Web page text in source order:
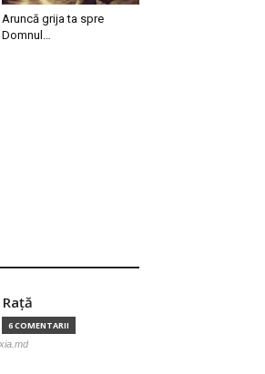
Aruncă grija ta spre
Domnul…
6 COMENTARII